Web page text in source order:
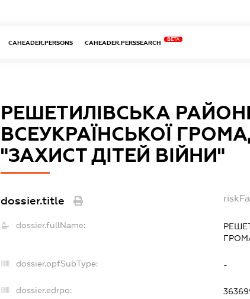
CAHEADER.PERSONS CAHEADER.PERSSEARCH
BETA
РЕШЕТИЛІВСЬКА
ВСЕУКРАЇНСЬКОЇ
"ЗАХИСТ ДІТЕЙ ВІЙНИ"
dossier.title
dossier.fullName:
dossier.opfSubType: -
dossier.edrpo: